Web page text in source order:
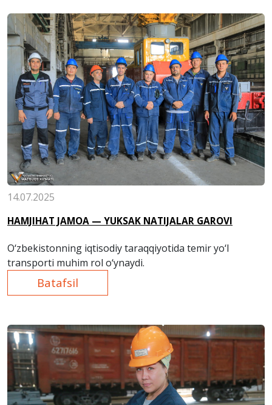
14.07.2025
HAMJIHAT JAMOA — YUKSAK NATIJALAR GAROVI
O‘zbekistonning iqtisodiy taraqqiyotida temir yo‘l
transporti muhim rol o‘ynaydi.
Batafsil